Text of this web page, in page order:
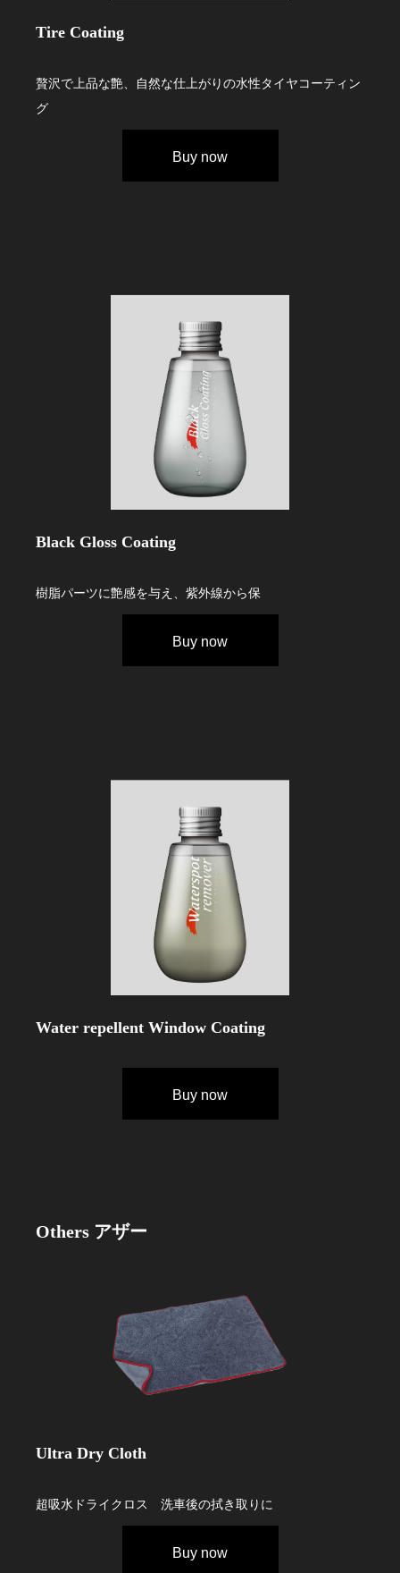
Tire Coating
贅沢で上品な艶、自然な仕上がりの水性タイヤコーティン
グ
Buy now
Black Gloss Coating
樹脂パーツに艶感を与え、紫外線から保
Buy now
Water repellent Window Coating
Buy now
Others アザー
Ultra Dry Cloth
超吸水ドライクロス 洗車後の拭き取りに
Buy now